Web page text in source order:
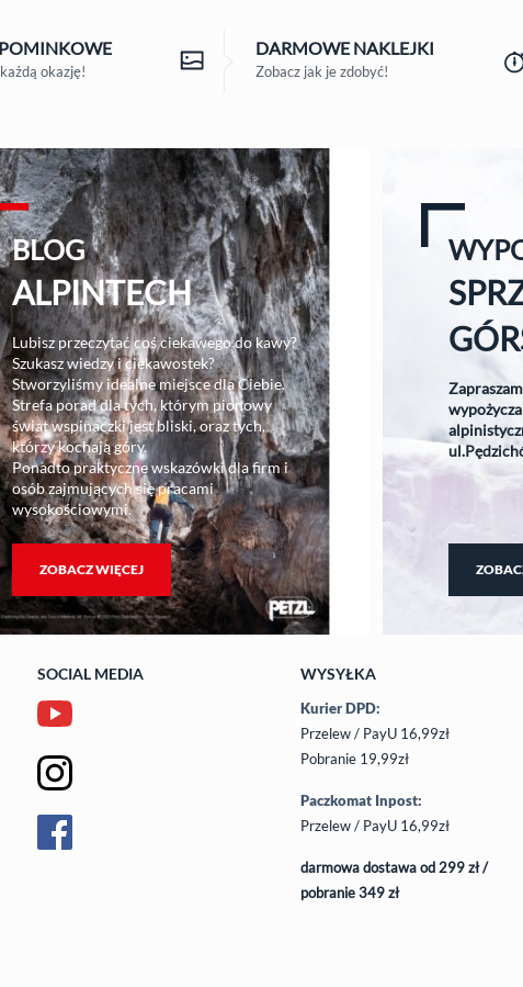
okazję!
DARMOWENAKLEJKI
Zobacz jak je zdobyć!
BLOG
ALPINTECH
Lubisz przeczytać coś ciekawego do kawy?
Szukasz wiedzy i ciekawostek?
Stworzyliśmy idealne miejsce dla Ciebie.
Strefa porad dla tych, którym pionowy
świat wspinaczki jest bliski, oraz tych,
którzy kochają góry.
Ponadto praktyczne wskazówki dla firm i
osób zajmujących się pracami
wysokościowymi.
ZOBACZ WIĘCEJ
SOCIAL MEDIA WYSYŁKA
Kurier DPD:
Przelew / PayU 16,99zł
Pobranie 19,99zł
Paczkomat Inpost:
Przelew / PayU 16,99zł
darmowa dostawa od 299 zł /
pobranie 349 zł